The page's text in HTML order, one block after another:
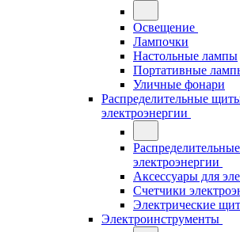
Освещение
Лампочки
Настольные лампы
Портативные
Уличные фонари
Распределительные
электроэнергии
электроэнергии
Аксессуары для
Счетчики
Электрические
Электроинструменты